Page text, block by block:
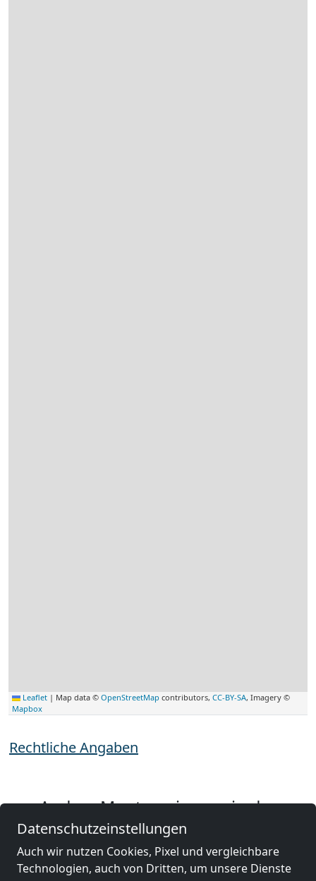
Leaflet | Map data © OpenStreetMap contributors, CC-BY-SA, Imagery ©
Mapbox
Rechtliche Angaben
Andere Monteurzimmer in der
Nähe von Hanau
Datenschutzeinstellungen
Auch wir nutzen Cookies, Pixel und vergleichbare
Technologien, auch von Dritten, um unsere Dienste